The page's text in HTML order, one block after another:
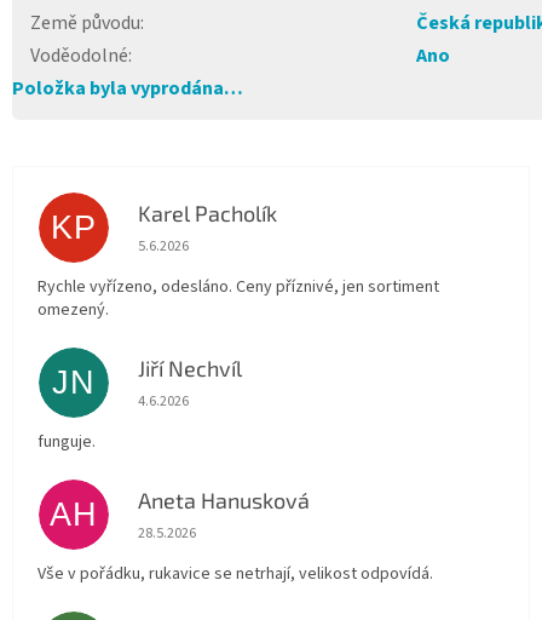
Země původu:
Česká
Voděodolné:
Ano
Položka byla vyprodána…
KP Karel Pacholík
Hodnocení obchodu je 4 z 5 hvězdiček.
5.6.2026
Rychle vyřízeno, odesláno. Ceny příznivé, jen sortiment
omezený.
JN Jiří Nechvíl
Hodnocení obchodu je 5 z 5 hvězdiček.
4.6.2026
funguje.
AH Aneta Hanusková
Hodnocení obchodu je 5 z 5 hvězdiček.
28.5.2026
Vše v pořádku, rukavice se netrhají, velikost odpovídá.